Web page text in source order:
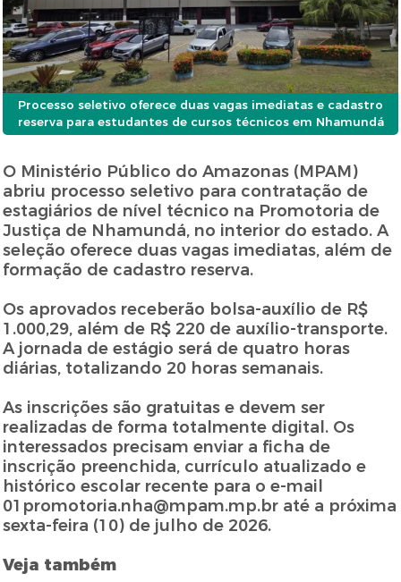
Processo seletivo oferece duas vagas imediatas e cadastro
reserva para estudantes de cursos técnicos em Nhamundá
O Ministério Público do Amazonas (MPAM)
abriu processo seletivo para contratação de
estagiários de nível técnico na Promotoria de
Justiça de Nhamundá, no interior do estado. A
seleção oferece duas vagas imediatas, além de
formação de cadastro reserva.
Os aprovados receberão bolsa-auxílio de R$
1.000,29, além de R$ 220 de auxílio-transporte.
A jornada de estágio será de quatro horas
diárias, totalizando 20 horas semanais.
As inscrições são gratuitas e devem ser
realizadas de forma totalmente digital. Os
interessados precisam enviar a ficha de
inscrição preenchida, currículo atualizado e
histórico escolar recente para o e-mail
01promotoria.nha@mpam.mp.br até a próxima
sexta-feira (10) de julho de 2026.
Veja também